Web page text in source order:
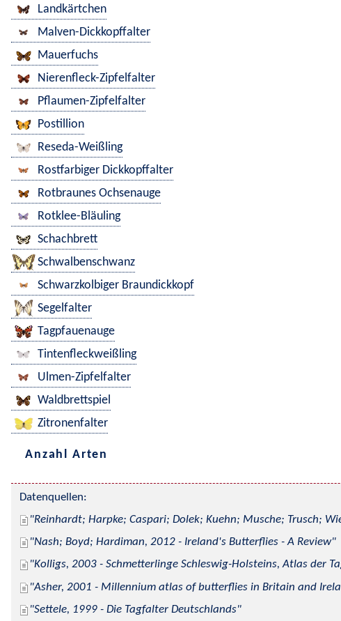
Landkärtchen
Malven-Dickkopffalter
Mauerfuchs
Nierenfleck-Zipfelfalter
Pflaumen-Zipfelfalter
Postillion
Reseda-Weißling
Rostfarbiger Dickkopffalter
Rotbraunes Ochsenauge
Rotklee-Bläuling
Schachbrett
Schwalbenschwanz
Schwarzkolbiger Braundickkopf
Segelfalter
Tagpfauenauge
Tintenfleckweißling
Ulmen-Zipfelfalter
Waldbrettspiel
Zitronenfalter
Anzahl Arten
Datenquellen:
Reinhardt; Harpke; Caspari; Dolek; Kuehn; Musche; Trusch;
Nash; Boyd; Hardiman, 2012 - Ireland's Butterflies - A Review
Kolligs, 2003 - Schmetterlinge Schleswig-Holsteins, Atlas der
Asher, 2001 - Millennium atlas of butterflies in Britain and
Settele, 1999 - Die Tagfalter Deutschlands